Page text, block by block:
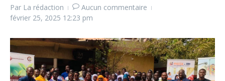
Par La rédaction
Aucun commentaire
février 25, 2025 12:23 pm